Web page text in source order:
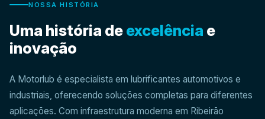
NOSSA HISTÓRIA
Uma história deexcelência e
inovação
A Motorlub é especialista em lubrificantes automotivos e
industriais, oferecendo soluções completas para diferentes
aplicações. Com infraestrutura moderna em Ribeirão